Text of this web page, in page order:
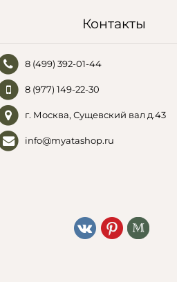
Контакты
8 (499) 392-01-44
8 (977) 149-22-30
г. Москва, Сущевский вал д.43
info@myatashop.ru